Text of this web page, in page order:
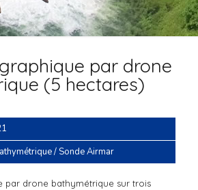
par drone
(5 hectares)
/ Sonde Airmar
par drone bathymétrique sur trois